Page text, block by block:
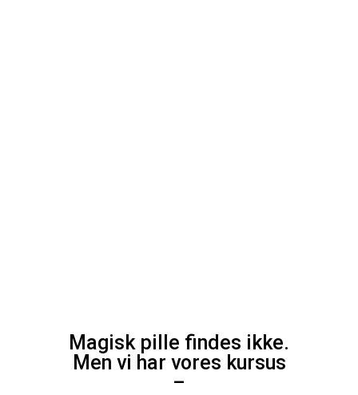
Magisk pille findes ikke.
Men vi har vores kursus
–